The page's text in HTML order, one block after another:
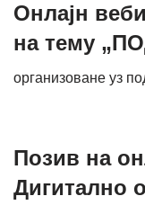
Онлајн
на тему
организоване уз
Позив на
Дигитално